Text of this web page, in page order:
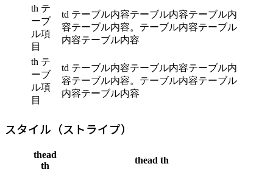
th テ
ーブ
ル項
目
td テーブル内容テーブル内容テーブル内
容テーブル内容。テーブル内容テーブル
内容テーブル内容
th テ
ーブ
ル項
目
td テーブル内容テーブル内容テーブル内
容テーブル内容。テーブル内容テーブル
内容テーブル内容
スタイル（ストライプ）
thead
th
thead th